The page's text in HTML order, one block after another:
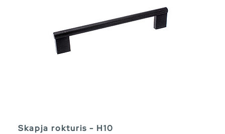
Skapja rokturis - H10